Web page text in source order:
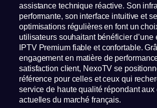
assistance technique réactive. Son
performante, son interface intuitive et
optimisations régulières en font un
utilisateurs souhaitant bénéficier d’une
IPTV Premium fiable et confortable.
engagement en matière de
satisfaction client, NexoTV se
référence pour celles et ceux qui
service de haute qualité répondant
actuelles du marché français.